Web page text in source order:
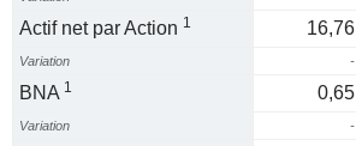
Actif net par Action 1 16,76
Variation -
BNA 1 0,65
Variation -